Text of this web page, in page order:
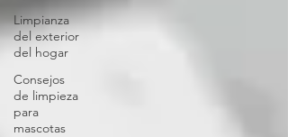
Limpianza
del exterior
del hogar
Consejos
de limpieza
para
mascotas